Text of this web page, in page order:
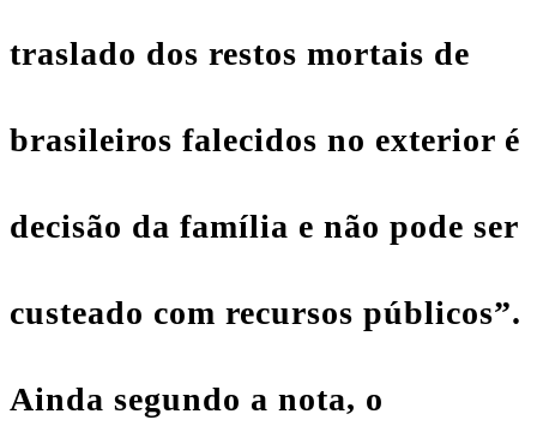
traslado dos restos mortais de
brasileiros falecidos no exterior é
decisão da família e não pode ser
custeado com recursos públicos”.
Ainda segundo a nota, o